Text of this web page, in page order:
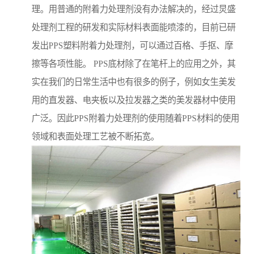
理。用普通的附着力处理剂没有办法解决的，经过炅盛
处理剂工程的研发和实际材料表面能喷漆的，目前已研
发出PPS塑料附着力处理剂，可以通过百格、手抠、摩
擦等各项性能。 PPS底材除了在笔杆上的应用之外，其
实在我们的日常生活中也有很多的例子，例如女生美发
用的直发器、电夹板以及拉发器之类的美发器材中使用
广泛。因此PPS附着力处理剂的使用随着PPS材料的使用
领域和表面处理工艺被不断拓宽。